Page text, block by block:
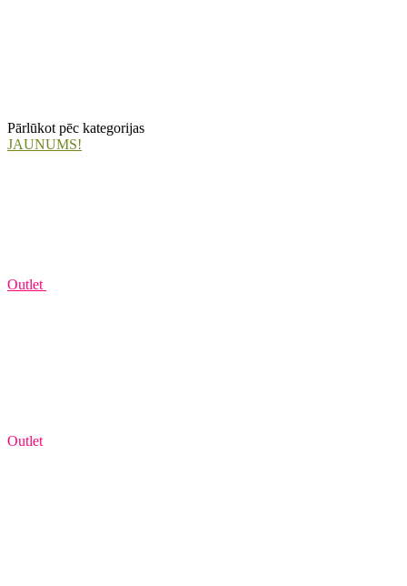
Pārlūkot pēc kategorijas
JAUNUMS!
Outlet
Outlet